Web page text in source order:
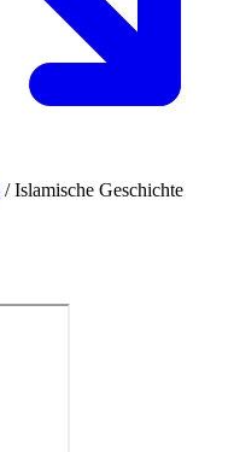
/ Islamische Geschichte